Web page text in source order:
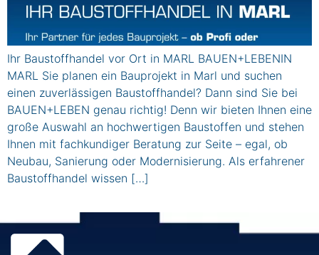
Ihr Baustoffhandel vor Ort in MARL BAUEN+LEBENIN
MARL Sie planen ein Bauprojekt in Marl und suchen
einen zuverlässigen Baustoffhandel? Dann sind Sie bei
BAUEN+LEBEN genau richtig! Denn wir bieten Ihnen eine
große Auswahl an hochwertigen Baustoffen und stehen
Ihnen mit fachkundiger Beratung zur Seite – egal, ob
Neubau, Sanierung oder Modernisierung. Als erfahrener
Baustoffhandel wissen […]